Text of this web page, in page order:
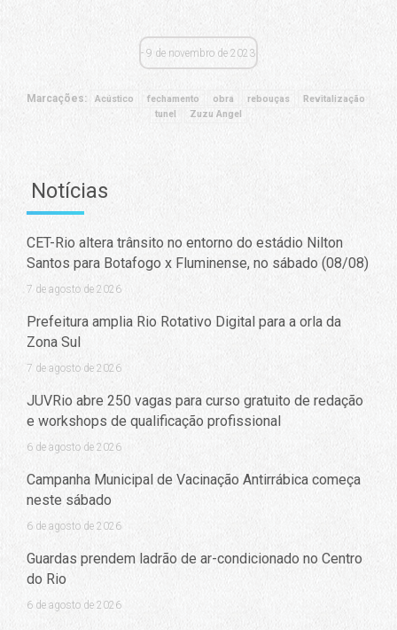
9 de novembro de 2023
Marcações: Acústico fechamento obra rebouças
Revitalização
tunel
Zuzu Angel
Notícias
CET-Rio altera trânsito no entorno do estádio Nilton
Santos para Botafogo x Fluminense, no sábado (08/08)
7 de agosto de 2026
Prefeitura amplia Rio Rotativo Digital para a orla da
Zona Sul
7 de agosto de 2026
JUVRio abre 250 vagas para curso gratuito de redação
e workshops de qualificação profissional
6 de agosto de 2026
Campanha Municipal de Vacinação Antirrábica começa
neste sábado
6 de agosto de 2026
Guardas prendem ladrão de ar-condicionado no Centro
do Rio
6 de agosto de 2026